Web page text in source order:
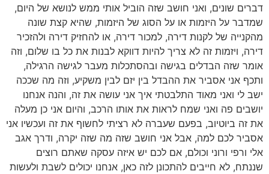
דברים שונים, ואני חושב שזה הוביל אותי ממש לנושא של היום,
שמדבר על היזמות או על הסוג של היזמות, שהיא קצת שונה
מהקנייה של לקנות דירה, למכור דירה, או להחזיק דירה ולהזכיר
דירה, ויזמות זה לא צריך להיות דווקא לבנות את כל בו שלום, וזה
אומר שזה הבדלים בגישה ובהסתכלות מעבר לגישה הרגילה,
ותכף אני אסביר את ההבדל בין יזם לבין משקיע, וזה מה שככה
ישב לי ואני מאוד התלבטתי איך אני עושה את זה, והנה אנחנו
יושבים פה ואני שמח לראות את אותו הרכב, והיום אני כן מעלה
את זה ביוטיוב, בפעם שעברה לא רציתי לחשוף את זה ועכשיו אני
אסביר לכם למה, אבל אני חושב שזה מה שזה יקרה, ודרך אגב
אלי ורפי ורוני וכולם, אם לכם יש איזה עסקה שאתם רוצים
שננתח, לא חייבים להתכונן לזה כאן, אנחנו יכולים לשבת ולעשות